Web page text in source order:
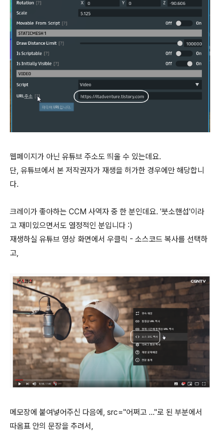
웹페이지가 아닌 유튜브 주소도 띄울 수 있는데요.
단, 유튜브에서 본 저작권자가 재생을 허가한 경우에만 해당합니
다.
크레이가 좋아하는 CCM 사역자 중 한 분인데요. '붓소핸섭'이라
고 재미있으면서도 열정적인 분입니다 :)
재생하실 유튜브 영상 화면에서 우클릭 - 소스코드 복사를 선택하
고,
메모장에 붙여넣어주신 다음에, src="어쩌고 ..."로 된 부분에서
따옴표 안의 문장을 추려서,